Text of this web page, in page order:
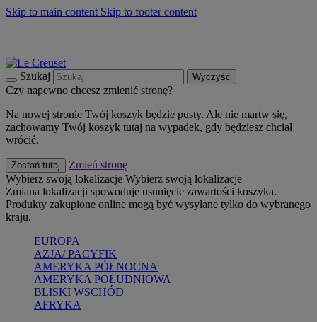
Skip to main content Skip to footer content
Szukaj Wyczyść
Czy napewno chcesz zmienić stronę?
Na nowej stronie Twój koszyk będzie pusty. Ale nie martw się,
zachowamy Twój koszyk tutaj na wypadek, gdy będziesz chciał
wrócić.
Zostań tutaj
Zmień stronę
Wybierz swoją lokalizacje Wybierz swoją lokalizacje
Zmiana lokalizacji spowoduje usunięcie zawartości koszyka.
Produkty zakupione online mogą być wysyłane tylko do wybranego
kraju.
EUROPA
AZJA/ PACYFIK
AMERYKA PÓŁNOCNA
AMERYKA POŁUDNIOWA
BLISKI WSCHÓD
AFRYKA